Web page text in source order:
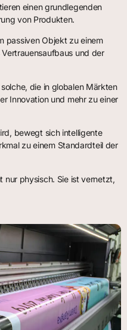
einen grundlegenden
von Produkten.
passiven Objekt zu einem
und der
die in globalen Märkten
Innovation und mehr zu einer
bewegt sich intelligente
zu einem Standardteil der
nur physisch. Sie ist vernetzt,